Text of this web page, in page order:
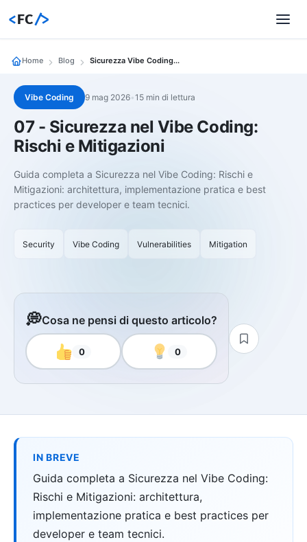
<FC/>
Home Blog Sicurezza Vibe Coding Rischi Mitigazioni
Vibe Coding 9 mag 2026•15 min di lettura
07 - Sicurezza nel Vibe Coding:
Rischi e Mitigazioni
Guida completa a Sicurezza nel Vibe Coding: Rischi e
Mitigazioni: architettura, implementazione pratica e best
practices per developer e team tecnici.
Security Vibe Coding Vulnerabilities Mitigation
💭Cosa ne pensi di questo articolo?
0 0
IN BREVE
Guida completa a Sicurezza nel Vibe Coding:
Rischi e Mitigazioni: architettura,
implementazione pratica e best practices per
developer e team tecnici.